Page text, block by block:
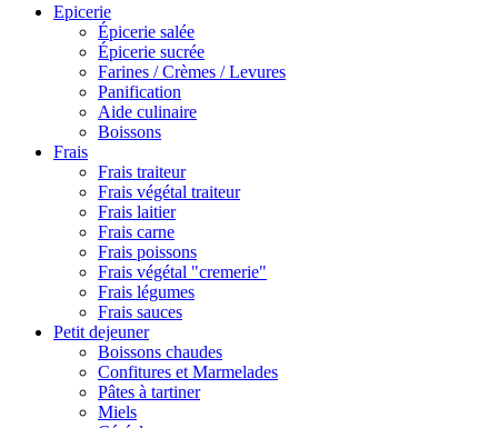
Epicerie
Épicerie salée
Épicerie sucrée
Farines / Crèmes / Levures
Panification
Aide culinaire
Boissons
Frais
Frais traiteur
Frais végétal traiteur
Frais laitier
Frais carne
Frais poissons
Frais végétal "cremerie"
Frais légumes
Frais sauces
Petit dejeuner
Boissons chaudes
Confitures et Marmelades
Pâtes à tartiner
Miels